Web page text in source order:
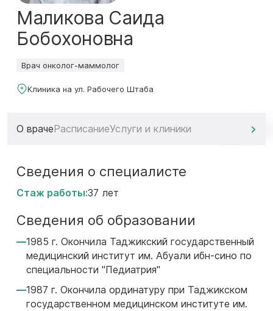
Маликова Саида
Бобохоновна
Врач онколог-маммолог
Клиника на ул. Рабочего Штаба
О врачеРасписаниеУслуги и клиники
Сведения о специалисте
Стаж работы:37 лет
Сведения об образовании
1985 г. Окончила Таджикский государственный
медицинский институт им. Абуали ибн-сино по
специальности "Педиатрия"
1987 г. Окончила ординатуру при Таджикском
государственном медицинском институте им.